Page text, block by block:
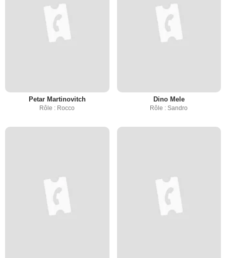
Petar Martinovitch
Rôle : Rocco
Dino Mele
Rôle : Sandro